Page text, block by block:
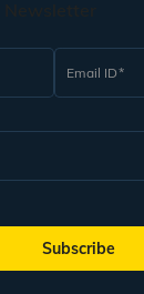
Email ID
Subscribe